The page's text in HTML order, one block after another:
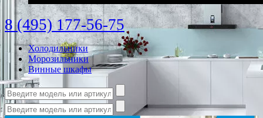
8 (495) 177-56-75
Холодильники
Морозильники
Винные шкафы